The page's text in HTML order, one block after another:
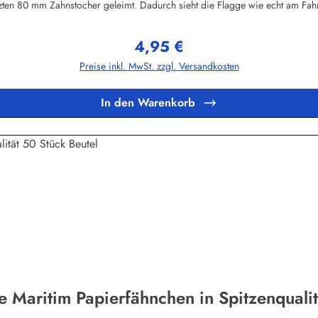
80 mm Zahnstocher geleimt. Dadurch sieht die Flagge wie echt am
verpackt.Herstellerinformationen:Buddel-Bini Inh. Eda Binikowski
Regulärer Preis:
4,95 €
Preise inkl. MwSt. zzgl. Versandkosten
In den Warenkorb
Maritim Papierfähnchen in